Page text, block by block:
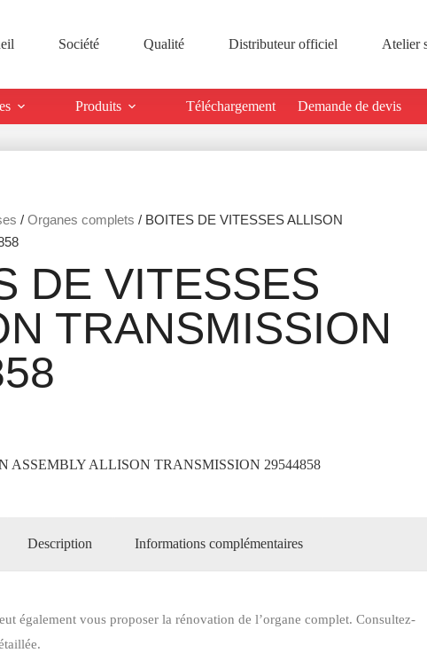
Société Qualité Distributeur officiel Atelier
Produits Téléchargement Demande de devis
/Organes complets / BOITES DE VITESSES ALLISON
DE VITESSES
TRANSMISSION
ASSEMBLY ALLISON TRANSMISSION 29544858
Description Informations complémentaires
également vous proposer la rénovation de l’organe complet. Consultez-